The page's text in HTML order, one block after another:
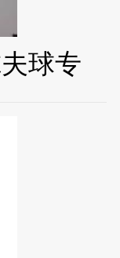
球专